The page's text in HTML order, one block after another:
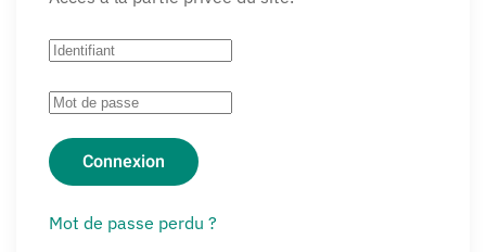
Connexion
Mot de passe perdu ?